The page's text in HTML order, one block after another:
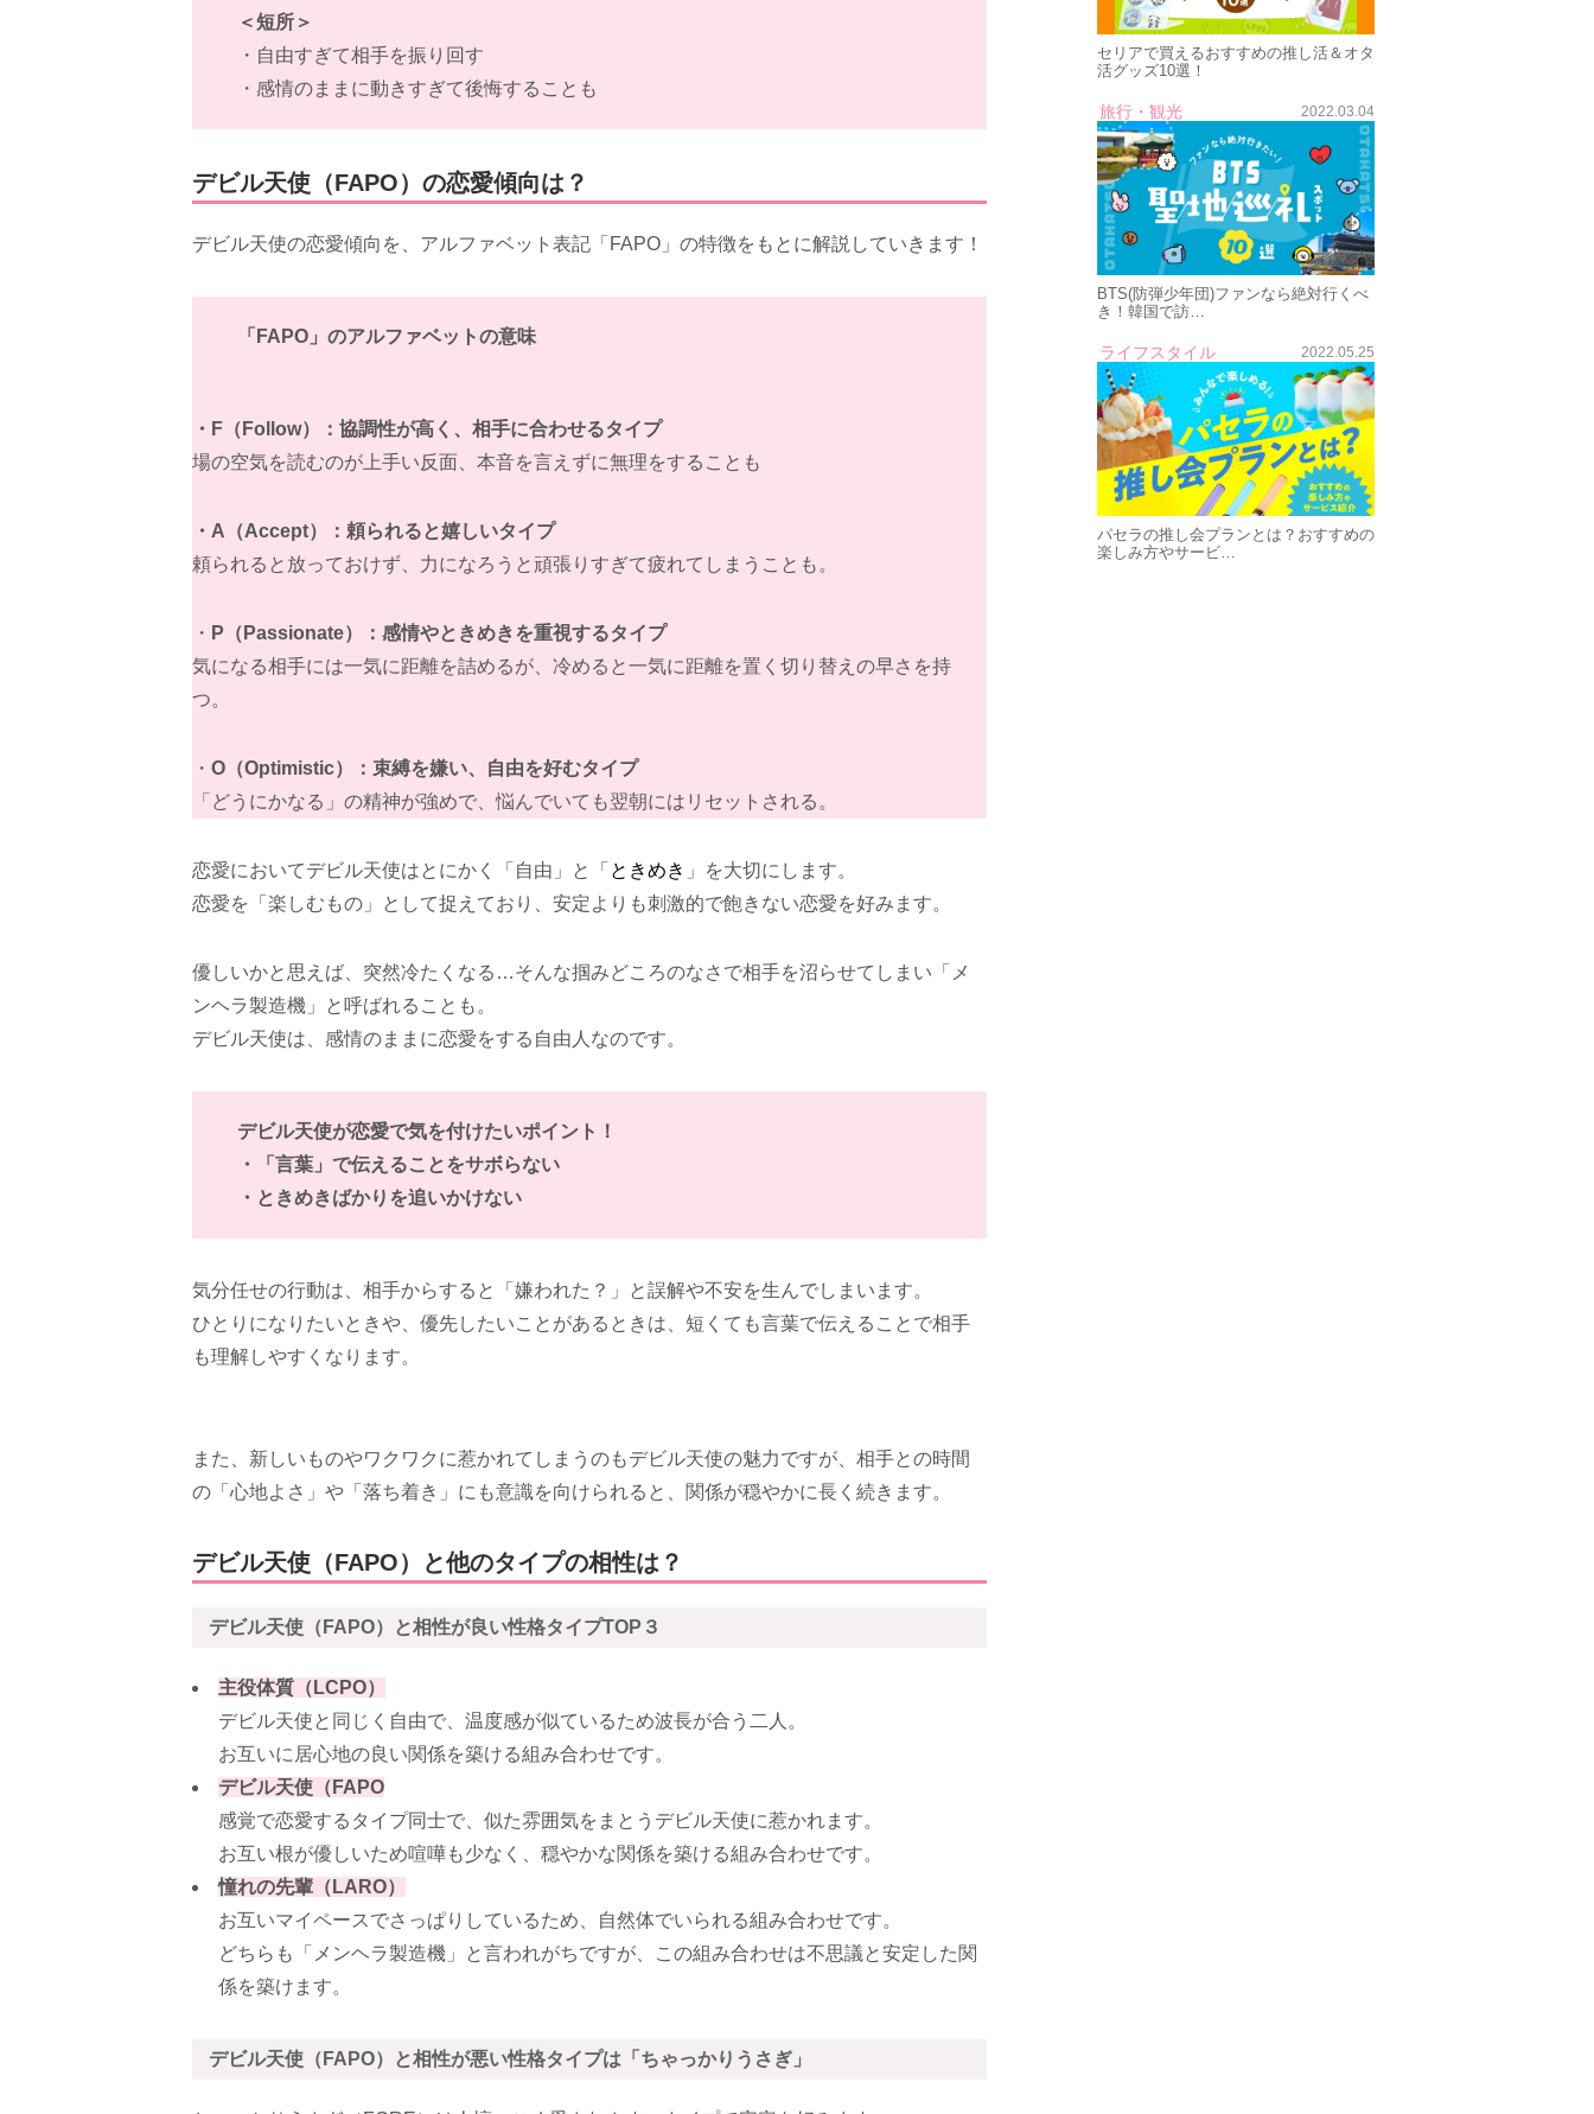
＜短所＞
・自由すぎて相手を振り回す
・感情のままに動きすぎて後悔することも
デビル天使（FAPO）の恋愛傾向は？
デビル天使の恋愛傾向を、アルファベット表記「FAPO」の特徴をもとに解説していきます！
「FAPO」のアルファベットの意味
・F（Follow）：協調性が高く、相手に合わせるタイプ
場の空気を読むのが上手い反面、本音を言えずに無理をすることも
・A（Accept）：頼られると嬉しいタイプ
頼られると放っておけず、力になろうと頑張りすぎて疲れてしまうことも。
・ P（Passionate）：感情やときめきを重視するタイプ
気になる相手には一気に距離を詰めるが、冷めると一気に距離を置く切り替えの早さを持
つ。
・ O（Optimistic）：束縛を嫌い、自由を好むタイプ
「どうにかなる」の精神が強めで、悩んでいても翌朝にはリセットされる。
恋愛においてデビル天使はとにかく「自由」と「 ときめき 」を大切にします。
恋愛を「楽しむもの」として捉えており、安定よりも刺激的で飽きない恋愛を好みます。
優しいかと思えば、突然冷たくなる…そんな掴みどころのなさで相手を沼らせてしまい「メ
ンヘラ製造機」と呼ばれることも。
デビル天使は、感情のままに恋愛をする自由人なのです。
デビル天使が恋愛で気を付けたいポイント！
・「言葉」で伝えることをサボらない
・ときめきばかりを追いかけない
気分任せの行動は、相手からすると「嫌われた？」と誤解や不安を生んでしまいます。
ひとりになりたいときや、優先したいことがあるときは、短くても言葉で伝えることで相手
も理解しやすくなります。
また、新しいものやワクワクに惹かれてしまうのもデビル天使の魅力ですが、相手との時間
の「心地よさ」や「落ち着き」にも意識を向けられると、関係が穏やかに長く続きます。
デビル天使（FAPO）と他のタイプの相性は？
デビル天使（FAPO）と相性が良い性格タイプTOP３
主役体質（LCPO）
デビル天使と同じく自由で、温度感が似ているため波長が合う二人。
お互いに居心地の良い関係を築ける組み合わせです。
デビル天使（FAPO
感覚で恋愛するタイプ同士で、似た雰囲気をまとうデビル天使に惹かれます。
お互い根が優しいため喧嘩も少なく、穏やかな関係を築ける組み合わせです。
憧れの先輩（LARO）
お互いマイペースでさっぱりしているため、自然体でいられる組み合わせです。
どちらも「メンヘラ製造機」と言われがちですが、この組み合わせは不思議と安定した関
係を築けます。
デビル天使（FAPO）と相性が悪い性格タイプは「ちゃっかりうさぎ」
セリアで買えるおすすめの推し活＆オタ
活グッズ10選！
旅行・観光 2022.03.04
BTS(防弾少年団)ファンなら絶対行くべ
き！韓国で訪…
ライフスタイル 2022.05.25
パセラの推し会プランとは？おすすめの
楽しみ方やサービ…